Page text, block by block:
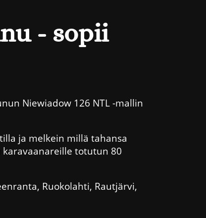
- sopii
Niewiadow 126 NTL -mallin
ja melkein millä tahansa
karavaanareille totutun 80
Ruokolahti, Rautjärvi,